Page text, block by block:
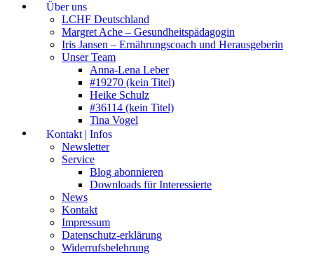
Über uns
LCHF Deutschland
Margret Ache – Gesundheitspädagogin
Iris Jansen – Ernährungscoach und Herausgeberin
Unser Team
Anna-Lena Leber
#19270 (kein Titel)
Heike Schulz
#36114 (kein Titel)
Tina Vogel
Kontakt | Infos
Newsletter
Service
Blog abonnieren
Downloads für Interessierte
News
Kontakt
Impressum
Datenschutz-erklärung
Widerrufsbelehrung